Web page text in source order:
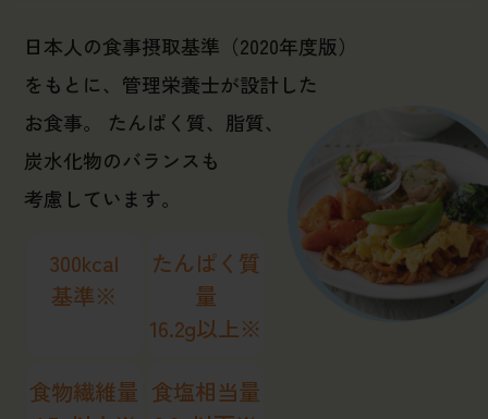
日本人の食事摂取基準（2020年度版）
をもとに、管理栄養士が設計した
お食事。
たんぱく質、脂質、
炭水化物のバランスも
考慮しています。
300kcal
基準※
たんぱく質
量
16.2g以上※
食物繊維量 食塩相当量